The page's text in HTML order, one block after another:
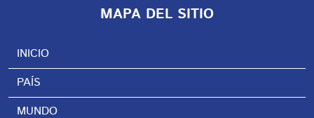
MAPA DEL SITIO
INICIO
PAÍS
MUNDO